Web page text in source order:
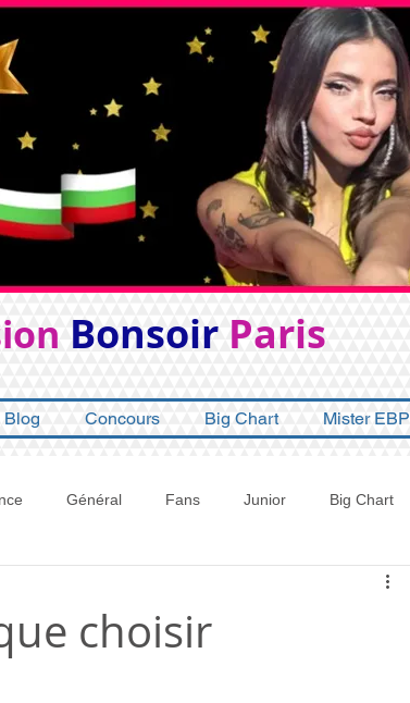
Bonsoir Paris
Blog Concours Big Chart Mister EBP
Général Fans Junior Big Chart
Concours 2026
choisir